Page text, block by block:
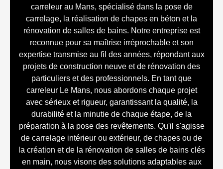
carreleur au Mans, spécialisé dans la pose de
carrelage, la réalisation de chapes en béton et la
rénovation de salles de bains. Notre entreprise est
reconnue pour sa maîtrise irréprochable et son
expertise transmise au fil des années, répondant aux
projets de construction neuve et de rénovation des
particuliers et des professionnels. En tant que
carreleur Le Mans, nous abordons chaque projet
avec sérieux et rigueur, garantissant la qualité, la
durabilité et la minutie de chaque étape, de la
préparation à la pose des revêtements. Qu'il s'agisse
de carrelage intérieur ou extérieur, de chapes ou de
la création et de la rénovation de salles de bains clés
en main, nous visons des solutions adaptables aux